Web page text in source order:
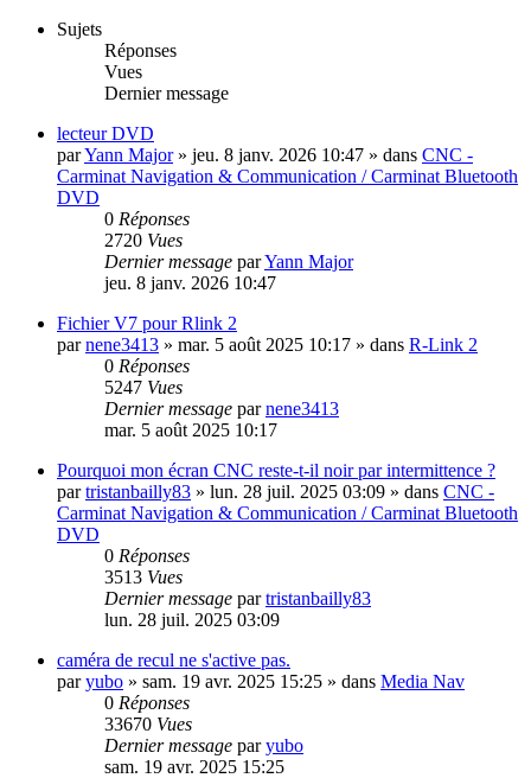
Sujets
Réponses
Vues
Dernier message
lecteur DVD
parYann Major» jeu. 8 janv. 2026 10:47 » dans CNC -
Carminat Navigation & Communication / Carminat Bluetooth
DVD
0 Réponses
2720 Vues
Dernier message parYann Major
jeu. 8 janv. 2026 10:47
Fichier V7 pour Rlink 2
parnene3413 » mar. 5 août 2025 10:17 » dans R-Link 2
0 Réponses
5247 Vues
Dernier message parnene3413
mar. 5 août 2025 10:17
Pourquoi mon écran CNC reste-t-il noir par intermittence ?
partristanbailly83 » lun. 28 juil. 2025 03:09 » dans CNC -
Carminat Navigation & Communication / Carminat Bluetooth
DVD
0 Réponses
3513 Vues
Dernier message partristanbailly83
lun. 28 juil. 2025 03:09
caméra de recul ne s'active pas.
paryubo » sam. 19 avr. 2025 15:25 » dans Media Nav
0 Réponses
33670 Vues
Dernier message paryubo
sam. 19 avr. 2025 15:25